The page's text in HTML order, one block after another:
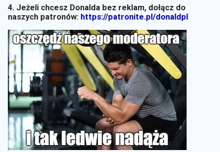
4. Jeżeli chcesz Donalda bez reklam, dołącz do
naszych patronów: https://patronite.pl/donaldpl